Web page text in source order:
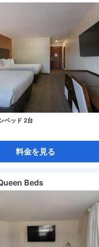
ベッド 2台
料金を見る
Beds